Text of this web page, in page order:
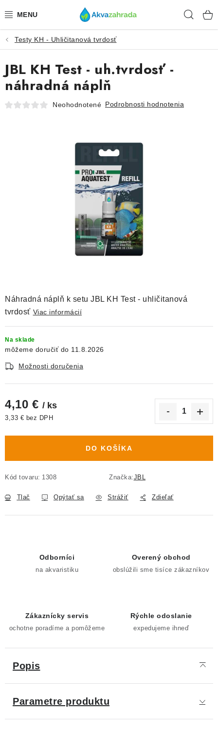
na
TECHNIKA
HNOJIVÁ
VODA
KRMIVÁ A VITAMÍNY
VÝPREDAJ
Moja objednávka
Testy KH - Uhličitanová tvrdosť
Náhradná náplň k setu JBL KH Test - uhličitanová
tvrdosť Viac informácií
Na sklade
11.8.2026
Možnosti doručenia
4,10 € / ks
3,33 € bez DPH
DO KOŠÍKA
Kód tovaru: 1308 Značka:JBL
Tlač Opýtať sa Strážiť Zdieľať
JBL KH Test - uh.tvrdosť -
náhradná náplň
Neohodnotené Podrobnosti hodnotenia
Odborníci
na akvaristiku
Overený obchod
obslúžili sme tisíce zákazníkov
Zákaznícky servis
ochotne poradíme a pomôžeme
Rýchle odoslanie
expedujeme ihneď
Popis
Parametre produktu